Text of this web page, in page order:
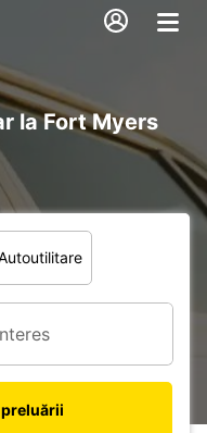
la Fort Myers